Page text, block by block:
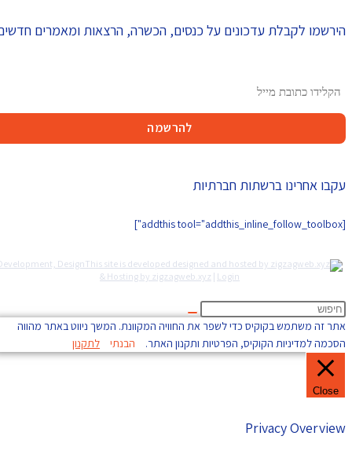
הירשמו לקבלת עדכונים על כנסים, הכשרה, הרצאות ומאמרים חדשים
עקבו אחרינו ברשתות חברתיות
Development, Design
& Hosting by zigzagweb.xyz |Login
אתר זה משתמש בקוקיס כדי לשפר את החוויה המקוונת. המשך ניווט באתר מהווה
הסכמה למדיניות הקוקיס, הפרטיות ותקנון האתר.
הבנתי לתקנון
Close
Privacy Overview